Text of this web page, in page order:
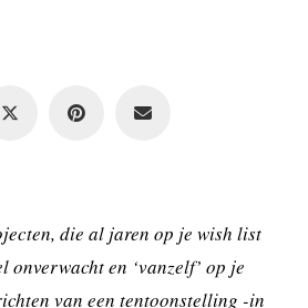
die al jaren op je wish list
onverwacht en ‘vanzelf’ op je
van een tentoonstelling -in